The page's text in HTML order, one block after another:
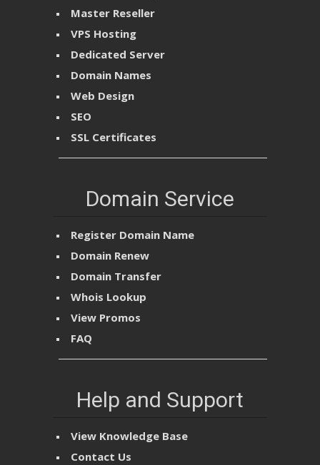
Master Reseller
VPS Hosting
Dedicated Server
Domain Names
Web Design
SEO
SSL Certificates
Domain Service
Register Domain Name
Domain Renew
Domain Transfer
Whois Lookup
View Promos
FAQ
Help and Support
View Knowledge Base
Contact Us